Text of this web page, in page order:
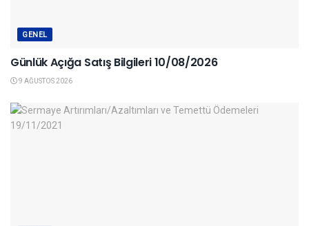
GENEL
Günlük Açığa Satış Bilgileri 10/08/2026
9 AĞUSTOS 2026